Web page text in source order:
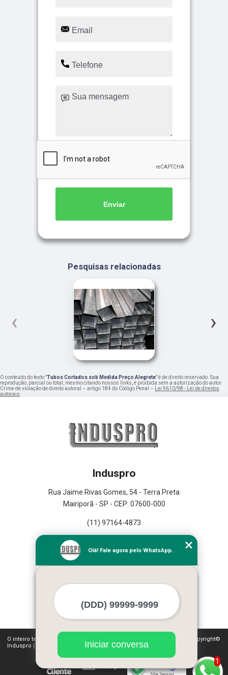
Enviar
Pesquisas relacionadas
‹ ›
O conteúdo do texto "Tubos Cortados sob Medida Preço Alegrete" é de direito reservado. Sua
reprodução, parcial ou total, mesmo citando nossos links, é proibida sem a autorização do autor.
Crime de violação de direito autoral – artigo 184 do Código Penal –
Lei 9610/98 - Lei de direitos
autorais
Induspro
Rua Jaime Rivas Gomes, 54 - Terra Preta
Mairiporã - SP - CEP: 07600-000
(11) 97164-4873
Empresa
Missão
Mapa do site
Mais Serviços
O inteiro teor deste site está sujeito à proteção de direitos autorais. Copyright©
Induspro (Lei 9610 de 19/02/1998)
1
Olá! Fale agora pelo WhatsApp.
Iniciar conversa